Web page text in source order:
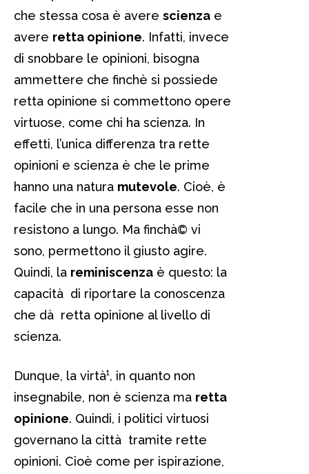
che stessa cosa è avere scienza e
avere retta opinione. Infatti, invece
di snobbare le opinioni, bisogna
ammettere che finchè si possiede
retta opinione si commettono opere
virtuose, come chi ha scienza. In
effetti, l’unica differenza tra rette
opinioni e scienza è che le prime
hanno una natura mutevole. Cioè, è
facile che in una persona esse non
resistono a lungo. Ma finchà© vi
sono, permettono il giusto agire.
Quindi, la reminiscenza è questo: la
capacità di riportare la conoscenza
che dà retta opinione al livello di
scienza.
Dunque, la virtà¹, in quanto non
insegnabile, non è scienza ma retta
opinione. Quindi, i politici virtuosi
governano la città tramite rette
opinioni. Cioè come per ispirazione,